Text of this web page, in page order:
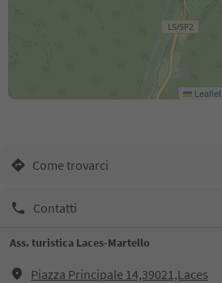
Leaflet
Come trovarci
Contatti
Ass. turistica Laces-Martello
Piazza Principale 14,39021,Laces